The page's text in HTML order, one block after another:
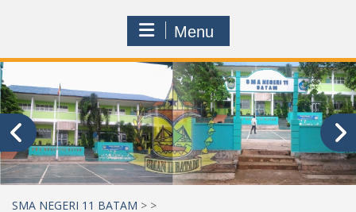
Menu
SMA NEGERI 11 BATAM > >